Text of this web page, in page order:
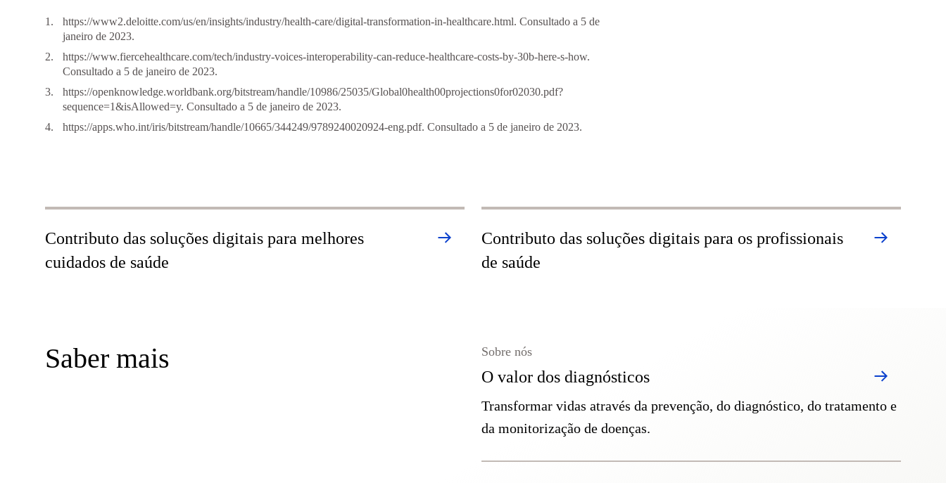
https://www2.deloitte.com/us/en/insights/industry/health-care/digital-transformation-in-healthcare.html. Consultado a 5 de
janeiro de 2023.
https://www.fiercehealthcare.com/tech/industry-voices-interoperability-can-reduce-healthcare-costs-by-30b-here-s-how.
Consultado a 5 de janeiro de 2023.
https://openknowledge.worldbank.org/bitstream/handle/10986/25035/Global0health00projections0for02030.pdf?
sequence=1&isAllowed=y. Consultado a 5 de janeiro de 2023.
https://apps.who.int/iris/bitstream/handle/10665/344249/9789240020924-eng.pdf. Consultado a 5 de janeiro de 2023.
Contributo das soluções digitais para melhores
cuidados de saúde
Contributo das soluções digitais para os profissionais
de saúde
Saber mais
O valor dos diagnósticos
Sobre nós
Transformar vidas através da prevenção, do diagnóstico, do tratamento e
da monitorização de doenças.